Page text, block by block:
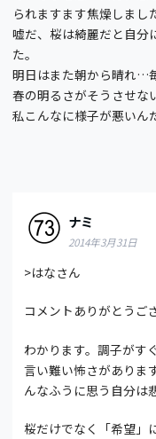
られますます焦燥しまし
嘘だ、桜は綺麗だと自分
た。
明日はまた朝から晴れ…
春の明るさがそうさせな
私こんなに様子が悪い
ナミ
2014年3月31日
>はなさん
コメントありがとうご
わかります。調子がす
言い難い怖さがありま
んなふうに思う自分は
桜だけでなく「希望」